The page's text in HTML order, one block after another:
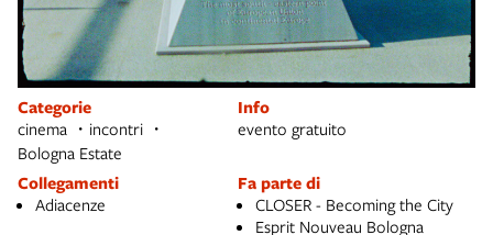
Categorie
cinema
incontri
Bologna Estate
Info
evento gratuito
Collegamenti
Adiacenze
Fa parte di
CLOSER - Becoming the City
Esprit Nouveau Bologna